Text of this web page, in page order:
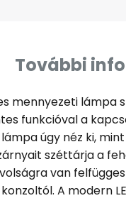
További
mennyezeti lámpa
funkcióval a
úgy néz ki,
széttárja a
van
A modern